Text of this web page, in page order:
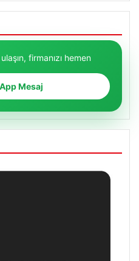
firmanızı hemen
Mesaj